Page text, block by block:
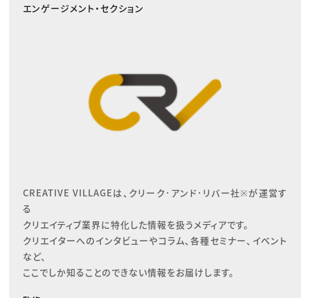
エンゲージメント・セクション
CREATIVE VILLAGEは、クリーク･アンド･リバー社※が運営す
る
クリエイティブ業界に特化した情報を扱うメディアです。
クリエイターへのインタビューやコラム、各種セミナー、イベント
など、
ここでしか知ることのできない情報をお届けします。